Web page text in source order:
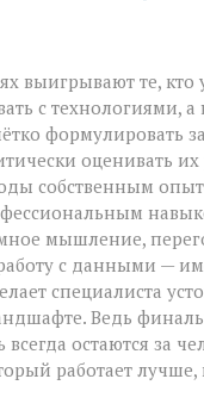
выигрывают те, кто
с технологиями,
формулировать
оценивать их
собственным
мышление,
с данными —
специалиста
Ведь
всегда остаются за
работает